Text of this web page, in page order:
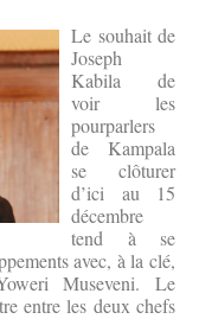
Le souhait de
Joseph
Kabila de
voir les
pourparlers
de Kampala
se clôturer
d’ici au 15
décembre
tend à se
avec, à la clé,
Museveni. Le
entre les deux chefs